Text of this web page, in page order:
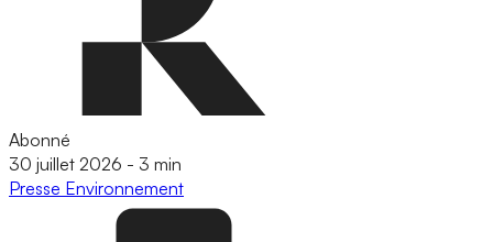
Abonné
30 juillet 2026 - 3 min
Presse Environnement